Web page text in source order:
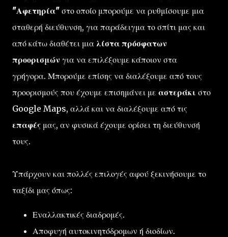
"Αφετηρία" στο οποίο μπορούμε να ρυθμίσουμε μια
σταθερή διεύθυνση, για παράδειγμα το σπίτι μας και
από κάτω διαθέτει μια λίστα πρόσφατων
προορισμών για να επιλέξουμε κάποιον στα
γρήγορα. Μπορούμε επίσης να διαλέξουμε από τους
προορισμούς που έχουμε επισημάνει με αστεράκι στο
Google Maps, αλλά και να διαλέξουμε από τις
επαφές μας, αν φυσικά έχουμε ορίσει τη διεύθυνσή
τους.
Υπάρχουν και πολλές επιλογές αφού ξεκινήσουμε το
ταξίδι μας όπως:
Εναλλακτικές διαδρομές.
Αποφυγή αυτοκινητόδρομων ή διοδίων.